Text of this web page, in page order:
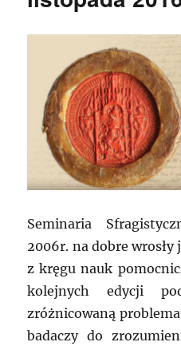
Seminaria
2006r. na dobre
z kręgu nauk
kolejnych edycji
zróżnicowaną
badaczy do